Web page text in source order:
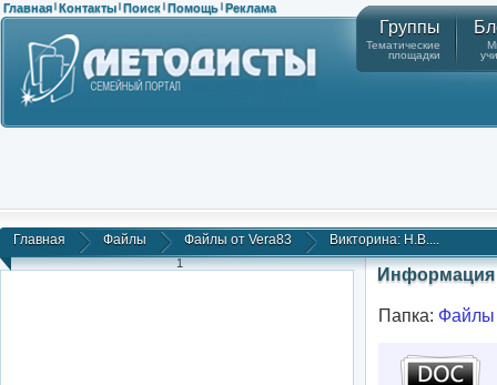
Главная | Контакты | Поиск | Помощь | Реклама
Группы
Тематические
площадки
Главная Файлы Файлы от Vera83 Викторина: Н.В....
1
Информация
Папка: Файлы